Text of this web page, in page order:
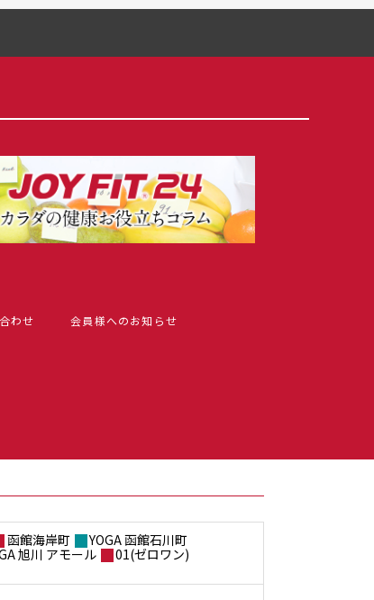
わせ
会員様へのお知らせ
函館海岸町
YOGA 函館石川町
旭川 アモール
01(ゼロワン)